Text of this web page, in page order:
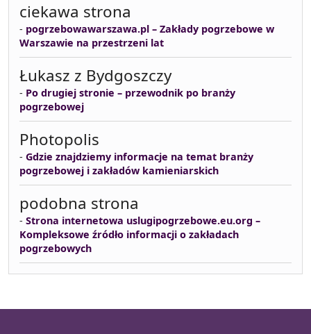
ciekawa strona
- pogrzebowawarszawa.pl – Zakłady pogrzebowe w
Warszawie na przestrzeni lat
Łukasz z Bydgoszczy
- Po drugiej stronie – przewodnik po branży
pogrzebowej
Photopolis
- Gdzie znajdziemy informacje na temat branży
pogrzebowej i zakładów kamieniarskich
podobna strona
- Strona internetowa uslugipogrzebowe.eu.org –
Kompleksowe źródło informacji o zakładach
pogrzebowych